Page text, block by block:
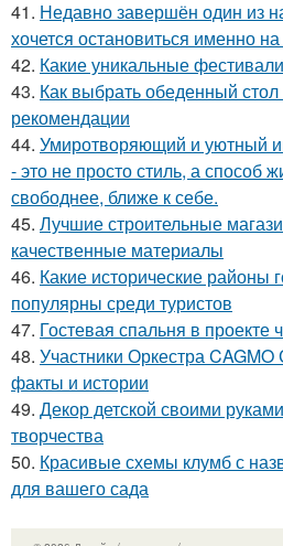
41. Недавно завершён один из
хочется остановиться именно
42. Какие уникальные
43. Как выбрать обеденный
рекомендации
44. Умиротворяющий и уютный
- это не просто стиль, а способ
свободнее, ближе к себе.
45. Лучшие строительные
качественные материалы
46. Какие исторические районы
популярны среди туристов
47. Гостевая спальня в проекте
48. Участники Оркестра
факты и истории
49. Декор детской своими
творчества
50. Красивые схемы клумб с
для вашего сада